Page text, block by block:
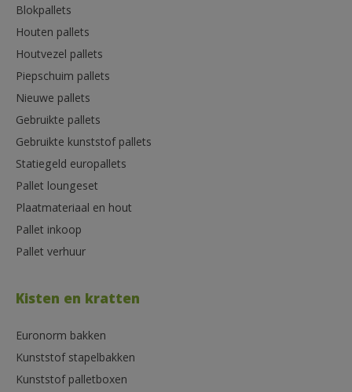
Blokpallets
Houten pallets
Houtvezel pallets
Piepschuim pallets
Nieuwe pallets
Gebruikte pallets
Gebruikte kunststof pallets
Statiegeld europallets
Pallet loungeset
Plaatmateriaal en hout
Pallet inkoop
Pallet verhuur
Kisten en kratten
Euronorm bakken
Kunststof stapelbakken
Kunststof palletboxen